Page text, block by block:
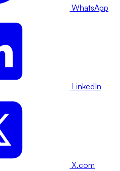
WhatsApp
LinkedIn
X.com